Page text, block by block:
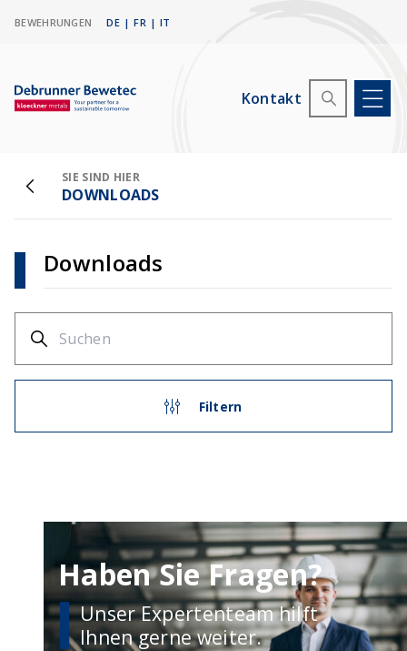
BEWEHRUNGEN IT
|
FR
|
DE
Kontakt
SIE SIND HIER
DOWNLOADS
Downloads
Filtern
Haben Sie Fragen?
Unser Expertenteam hilft
Ihnen gerne weiter.